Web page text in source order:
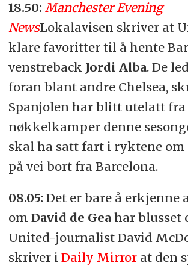
18.50: Manchester Evening
NewsLokalavisen skriver at
klare favoritter til å hente
venstreback Jordi Alba. De
foran blant andre Chelsea,
Spanjolen har blitt utelatt fra
nøkkelkamper denne
skal ha satt fart i ryktene om
på vei bort fra Barcelona.
08.05: Det er bare å erkjenne
om David de Geahar blusset
United-journalist David
skriver i Daily Mirrorat den